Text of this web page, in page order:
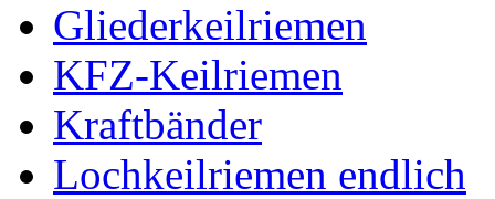
Gliederkeilriemen
KFZ-Keilriemen
Kraftbänder
Lochkeilriemen endlich